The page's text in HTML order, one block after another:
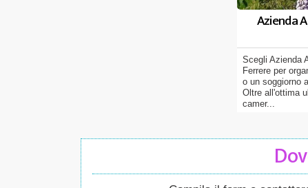
Azienda
Scegli Azienda
Ferrere per
o un soggiorno
Oltre all'ottima
camer...